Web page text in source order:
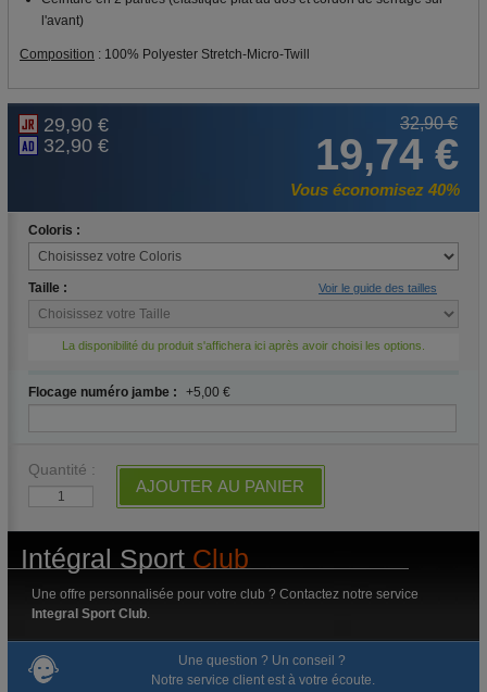
l'avant)
Composition : 100% Polyester Stretch-Micro-Twill
29,90 €
32,90 €
32,90 €
19,74 €
Vous économisez 40%
Coloris :
Taille : Voir le guide des tailles
La disponibilité du produit s'affichera ici après avoir choisi les options.
Flocage numéro jambe : +5,00 €
Quantité :
AJOUTER AU PANIER
Intégral Sport Club
Une offre personnalisée pour votre club ? Contactez notre service
Integral Sport Club.
Une question ? Un conseil ?
Notre service client est à votre écoute.